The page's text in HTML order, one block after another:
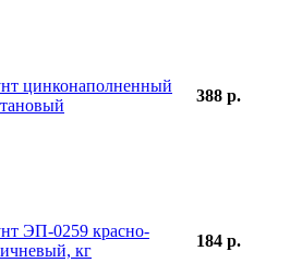
цинконаполненный
388 р.
ЭП-0259 красно-
кг
184 р.